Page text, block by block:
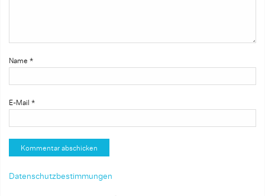
Name *
E-Mail *
Datenschutzbestimmungen